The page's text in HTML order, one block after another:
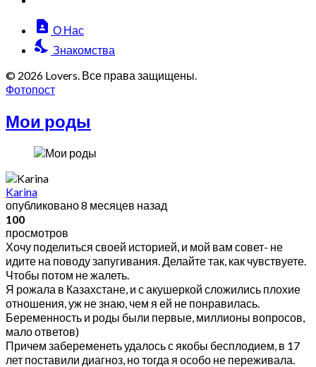
contact_page О Нас
nights_stay Знакомства
© 2026 Lovers. Все права защищены.
Фотопост
Мои роды
Karina
опубликовано8 месяцев назад
100
просмотров
Хочу поделиться своей историей, и мой вам совет- не
идите на поводу запугивания. Делайте так, как чувствуете.
Чтобы потом не жалеть.
Я рожала в Казахстане, и с акушеркой сложились плохие
отношения, уж не знаю, чем я ей не понравилась.
Беременность и роды были первые, миллионы вопросов,
мало ответов)
Причем забеременеть удалось с якобы бесплодием, в 17
лет поставили диагноз, но тогда я особо не переживала.